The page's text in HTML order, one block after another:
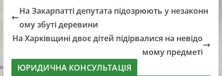
На Закарпатті депутата підозрюють у незаконн
ому збуті деревини
На Харківщині двоє дітей підірвалися на невідо
мому предметі
ЮРИДИЧНА КОНСУЛЬТАЦІЯ